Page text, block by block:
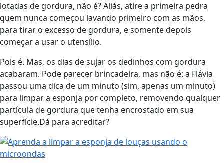
lotadas de gordura, não é? Aliás, atire a primeira pedra
quem nunca começou lavando primeiro com as mãos,
para tirar o excesso de gordura, e somente depois
começar a usar o utensílio.
Pois é. Mas, os dias de sujar os dedinhos com gordura
acabaram. Pode parecer brincadeira, mas não é: a Flávia
passou uma dica de um minuto (sim, apenas um minuto)
para limpar a esponja por completo, removendo qualquer
partícula de gordura que tenha encrostado em sua
superfície.Dá para acreditar?